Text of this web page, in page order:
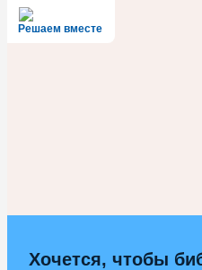
Решаем вместе
Хочется, чтобы